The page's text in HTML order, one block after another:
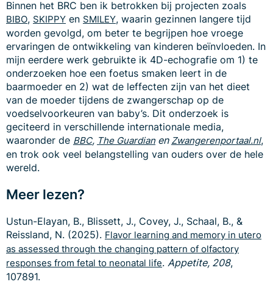
Binnen het BRC ben ik betrokken bij projecten zoals
BIBO, SKIPPY en SMILEY, waarin gezinnen langere tijd
worden gevolgd, om beter te begrijpen hoe vroege
ervaringen de ontwikkeling van kinderen beïnvloeden. In
mijn eerdere werk gebruikte ik 4D-echografie om 1) te
onderzoeken hoe een foetus smaken leert in de
baarmoeder en 2) wat de leffecten zijn van het dieet
van de moeder tijdens de zwangerschap op de
voedselvoorkeuren van baby’s. Dit onderzoek is
geciteerd in verschillende internationale media,
waaronder de BBC, The Guardian en Zwangerenportaal.nl,
en trok ook veel belangstelling van ouders over de hele
wereld.
Meer lezen?
Ustun-Elayan, B., Blissett, J., Covey, J., Schaal, B., &
Reissland, N. (2025). Flavor learning and memory in utero
as assessed through the changing pattern of olfactory
responses from fetal to neonatal life. Appetite, 208,
107891.